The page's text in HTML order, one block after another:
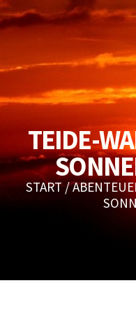
TEIDE-
START/